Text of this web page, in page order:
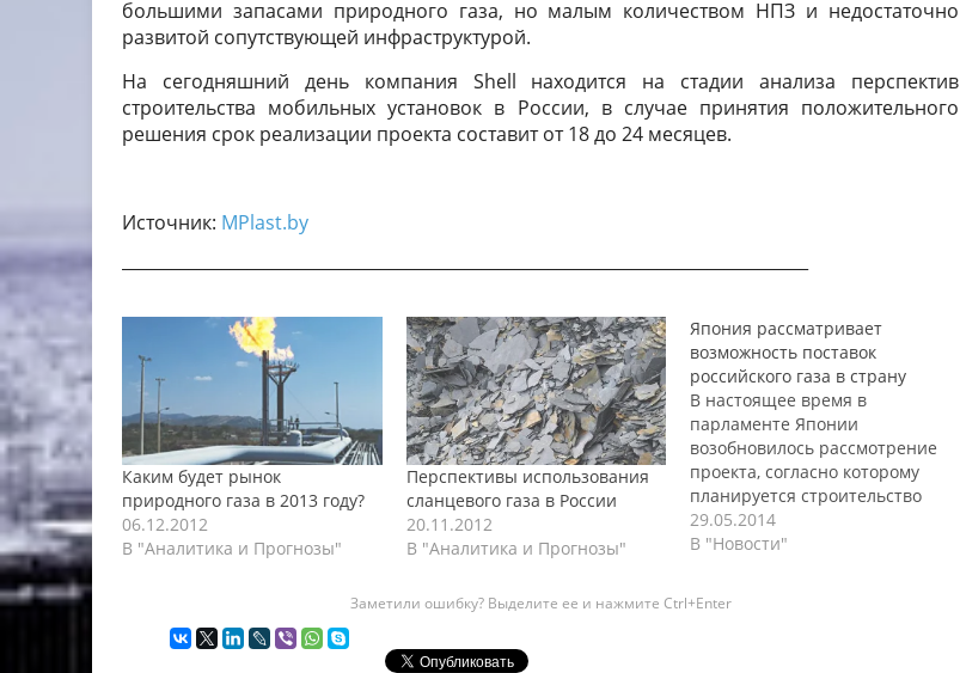
большими запасами природного газа, но малым количеством НПЗ и недостаточно
развитой сопутствующей инфраструктурой.
На сегодняшний день компания Shell
находится на стадии анализа перспектив
строительства мобильных установок в России, в случае принятия положительного
решения срок реализации проекта составит от 18 до 24 месяцев.
Источник: MPlast.by
Каким будет рынок
природного газа в 2013 году?
06.12.2012
В "Аналитика и Прогнозы"
Перспективы использования
сланцевого газа в России
20.11.2012
В "Аналитика и Прогнозы"
Япония рассматривает
возможность поставок
российского газа в страну
В настоящее время в
парламенте Японии
возобновилось рассмотрение
проекта, согласно которому
планируется строительство
газопровода протяженностью
1350 километров, который
оценивается примерно в 6
29.05.2014
В "Новости"
Заметили ошибку? Выделите ее и нажмите Ctrl+Enter